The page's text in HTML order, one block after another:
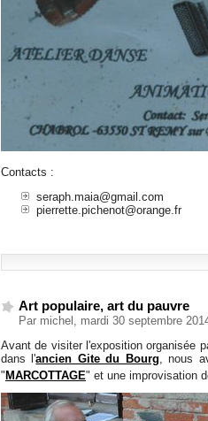
Contacts :
seraph.maia@gmail.com
pierrette.pichenot@orange.fr
Art populaire, art du pauvre
Par michel, mardi 30 septembre
Avant de visiter l'exposition organisée
dans l'ancien Gite du Bourg , nous
"MARCOTTAGE" et une improvisation